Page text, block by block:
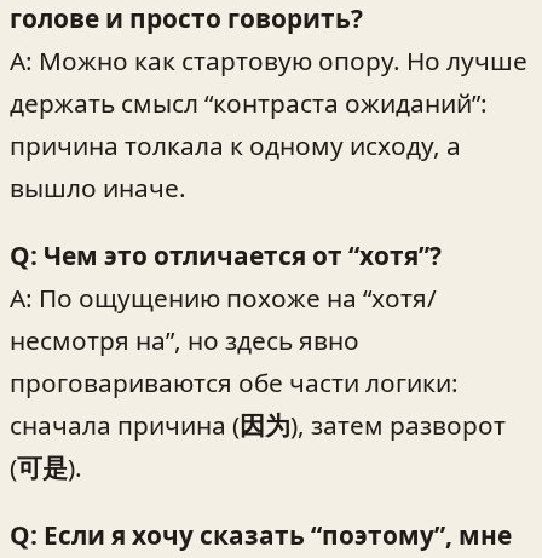
голове и просто говорить?
A: Можно как стартовую опору. Но лучше
держать смысл “контраста ожиданий”:
причина толкала к одному исходу, а
вышло иначе.
Q: Чем это отличается от “хотя”?
A: По ощущению похоже на “хотя/
несмотря на”, но здесь явно
проговариваются обе части логики:
сначала причина (因为), затем разворот
(可是).
Q: Если я хочу сказать “поэтому”, мне